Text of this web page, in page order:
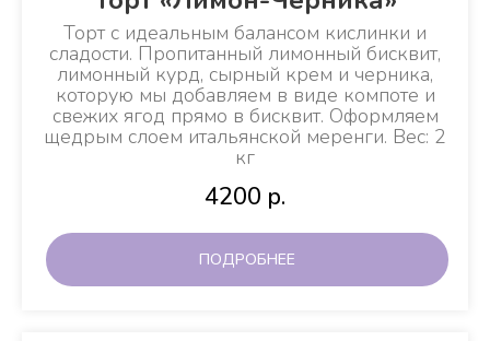
Торт с идеальным балансом кислинки и
сладости. Пропитанный лимонный бисквит,
лимонный курд, сырный крем и черника,
которую мы добавляем в виде компоте и
свежих ягод прямо в бисквит. Оформляем
щедрым слоем итальянской меренги. Вес: 2
кг
4200 р.
ПОДРОБНЕЕ